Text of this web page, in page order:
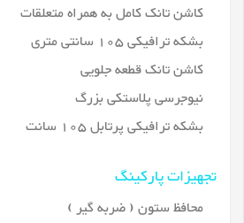
کاشن تانک کامل به همراه متعلقات
بشکه ترافیکی 105 سانتی متری
کاشن تانک قطعه جلویی
نیوجرسی پلاستکی بزرگ
بشکه ترافیکی پرتابل 105 سانت
تجهیزات پارکینگ
محافظ ستون ( ضربه گیر )